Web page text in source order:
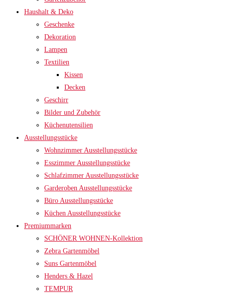
Haushalt & Deko
Geschenke
Dekoration
Lampen
Textilien
Kissen
Decken
Geschirr
Bilder und Zubehör
Küchenutensilien
Ausstellungsstücke
Wohnzimmer Ausstellungsstücke
Esszimmer Ausstellungsstücke
Schlafzimmer Ausstellungsstücke
Garderoben Ausstellungsstücke
Büro Ausstellungsstücke
Küchen Ausstellungsstücke
Premiummarken
SCHÖNER WOHNEN-Kollektion
Zebra Gartenmöbel
Suns Gartenmöbel
Henders & Hazel
TEMPUR